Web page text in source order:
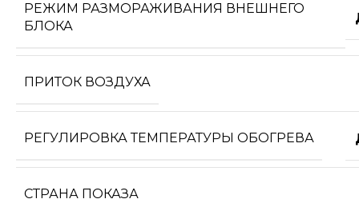
РЕЖИМ РАЗМОРАЖИВАНИЯ ВНЕШНЕГО
БЛОКА
ПРИТОК ВОЗДУХА
РЕГУЛИРОВКА ТЕМПЕРАТУРЫ ОБОГРЕВА
СТРАНА ПОКАЗА